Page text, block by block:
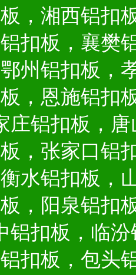
，湘西铝扣
扣板，襄樊
州铝扣板，
，恩施铝扣
庄铝扣板，
，张家口铝
水铝扣板，
，阳泉铝扣
铝扣板，临
扣板，包头